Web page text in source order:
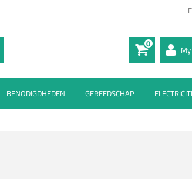
0
BENODIGDHEDEN GEREEDSCHAP